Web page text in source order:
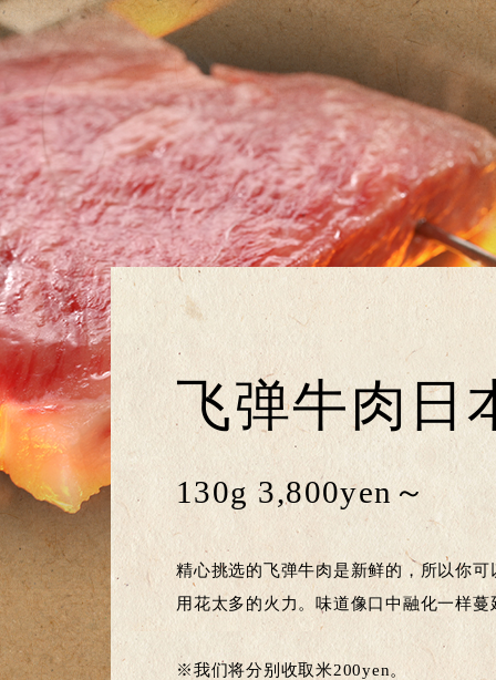
飞弹牛肉日
130g 3,800yen～
精心挑选的飞弹牛肉是新鲜的，所以你可
用花太多的火力。味道像口中融化一样蔓
※我们将分别收取米200yen。